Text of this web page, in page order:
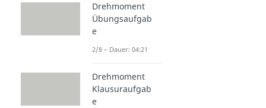
Drehmoment
Übungsaufgab
e
2/8 – Dauer: 04:21
Drehmoment
Klausuraufgab
e